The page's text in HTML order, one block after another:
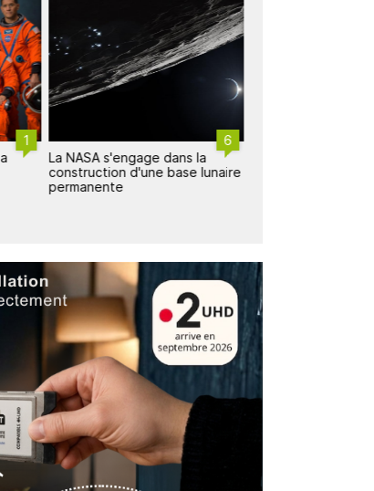
1 6
La NASA s'engage dans la
construction d'une base lunaire
permanente